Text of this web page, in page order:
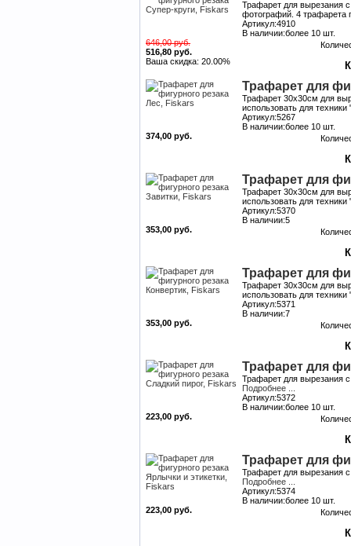
Трафарет для вырезания
фотографий. 4 трафарета
Артикул:4910
В наличии:более 10 шт.
646,00 руб.
516,80 руб.
Ваша скидка: 20.00%
Трафарет для
Трафарет 30х30см для
использовать для
Артикул:5267
В наличии:более 10 шт.
374,00 руб.
Трафарет для
Трафарет 30х30см для
использовать для
Артикул:5370
В наличии:5
353,00 руб.
Трафарет для
Трафарет 30х30см для
использовать для
Артикул:5371
В наличии:7
353,00 руб.
Трафарет для
Трафарет для вырезания
Подробнее ...
Артикул:5372
В наличии:более 10 шт.
223,00 руб.
Трафарет для
Трафарет для вырезания
Подробнее ...
Артикул:5374
В наличии:более 10 шт.
223,00 руб.